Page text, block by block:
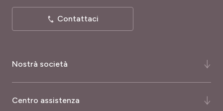
Nostrà società
Centro assistenza
Contattaci